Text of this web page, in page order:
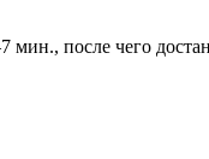
после чего